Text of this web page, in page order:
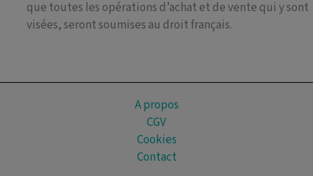
que toutes les opérations d’achat et de vente qui y sont
visées, seront soumises au droit français.
A propos
CGV
Cookies
Contact